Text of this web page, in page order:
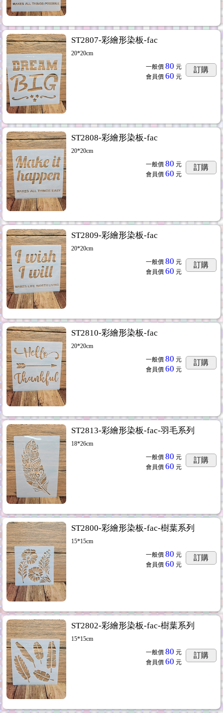
ST2807-彩繪形染板-fac
20*20cm
一般價 80 元
會員價 60 元
訂購
ST2808-彩繪形染板-fac
20*20cm
一般價 80 元
會員價 60 元
訂購
ST2809-彩繪形染板-fac
20*20cm
一般價 80 元
會員價 60 元
訂購
ST2810-彩繪形染板-fac
20*20cm
一般價 80 元
會員價 60 元
訂購
ST2813-彩繪形染板-fac-羽毛系列
18*26cm
一般價 80 元
會員價 60 元
訂購
ST2800-彩繪形染板-fac-樹葉系列
15*15cm
一般價 80 元
會員價 60 元
訂購
ST2802-彩繪形染板-fac-樹葉系列
15*15cm
一般價 80 元
會員價 60 元
訂購